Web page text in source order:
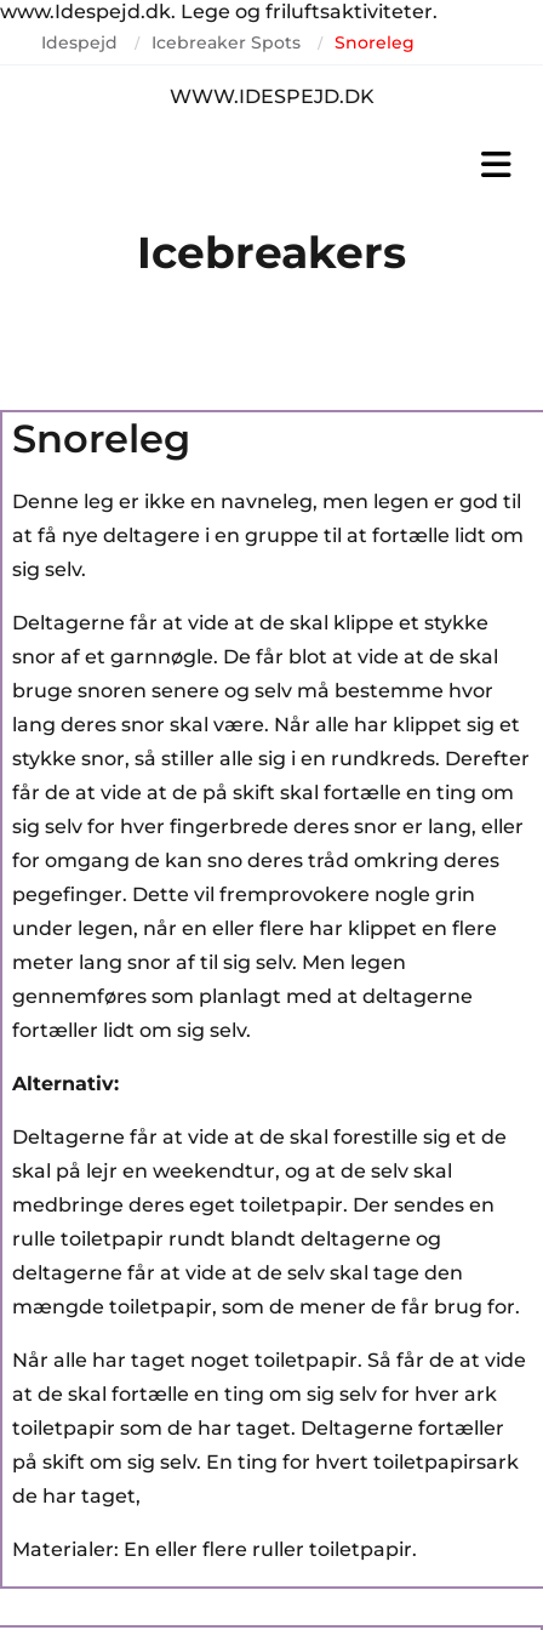
www.Idespejd.dk. Lege og friluftsaktiviteter.
Idespejd / Icebreaker Spots / Snoreleg
WWW.IDESPEJD.DK
Icebreakers
Snoreleg
Denne leg er ikke en navneleg, men legen er god til
at få nye deltagere i en gruppe til at fortælle lidt om
sig selv.
Deltagerne får at vide at de skal klippe et stykke
snor af et garnnøgle. De får blot at vide at de skal
bruge snoren senere og selv må bestemme hvor
lang deres snor skal være. Når alle har klippet sig et
stykke snor, så stiller alle sig i en rundkreds. Derefter
får de at vide at de på skift skal fortælle en ting om
sig selv for hver fingerbrede deres snor er lang, eller
for omgang de kan sno deres tråd omkring deres
pegefinger. Dette vil fremprovokere nogle grin
under legen, når en eller flere har klippet en flere
meter lang snor af til sig selv. Men legen
gennemføres som planlagt med at deltagerne
fortæller lidt om sig selv.
Alternativ:
Deltagerne får at vide at de skal forestille sig et de
skal på lejr en weekendtur, og at de selv skal
medbringe deres eget toiletpapir. Der sendes en
rulle toiletpapir rundt blandt deltagerne og
deltagerne får at vide at de selv skal tage den
mængde toiletpapir, som de mener de får brug for.
Når alle har taget noget toiletpapir. Så får de at vide
at de skal fortælle en ting om sig selv for hver ark
toiletpapir som de har taget. Deltagerne fortæller
på skift om sig selv. En ting for hvert toiletpapirsark
de har taget,
Materialer: En eller flere ruller toiletpapir.